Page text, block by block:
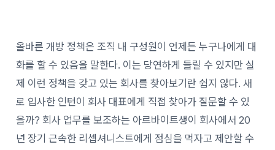
올바른 개방 정책은 조직 내 구성원이 언제든 누구나에게 대
화를 할 수 있음을 말한다. 이는 당연하게 들릴 수 있지만 실
제 이런 정책을 갖고 있는 회사를 찾아보기란 쉽지 않다. 새
로 입사한 인턴이 회사 대표에게 직접 찾아가 질문할 수 있
을까? 회사 업무를 보조하는 아르바이트생이 회사에서 20
년 장기 근속한 리셉셔니스트에게 점심을 먹자고 제안할 수